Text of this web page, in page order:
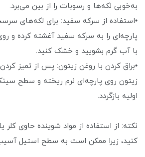
به‌خوبی لکه‌ها و رسوبات را از بین می‌برد.
•استفاده از سرکه سفید: برای لکه‌های
پارچه‌ای را به سرکه سفید آغشته کرده و
با آب گرم بشویید و خشک کنید.
•براق کردن با روغن زیتون: پس از تمیز
زیتون روی پارچه‌ای نرم ریخته و سطح
اولیه بازگردد.
نکته: از استفاده از مواد شوینده حاوی کلر
کنید، زیرا ممکن است به سطح استیل